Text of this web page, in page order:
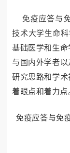
免疫应答与免
技术大学生命
基础医学和生
与国内外学者
研究思路和学
着眼点和着力点
免疫应答与免